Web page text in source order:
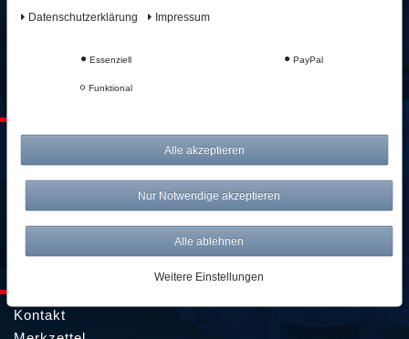
089 / 3398 0942*
Lieferung & Versandkosten
Zahlungsarten
Batterieentsorgung
Kontakt
Daten­schutz­erklärung Impressum
Essenziell PayPal
Funktional
Alle akzeptieren
Nur Notwendige akzeptieren
Alle ablehnen
Weitere Einstellungen